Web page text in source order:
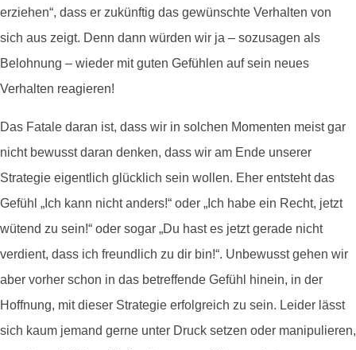
erziehen“, dass er zukünftig das gewünschte Verhalten von
sich aus zeigt. Denn dann würden wir ja – sozusagen als
Belohnung – wieder mit guten Gefühlen auf sein neues
Verhalten reagieren!
Das Fatale daran ist, dass wir in solchen Momenten meist gar
nicht bewusst daran denken, dass wir am Ende unserer
Strategie eigentlich glücklich sein wollen. Eher entsteht das
Gefühl „Ich kann nicht anders!“ oder „Ich habe ein Recht, jetzt
wütend zu sein!“ oder sogar „Du hast es jetzt gerade nicht
verdient, dass ich freundlich zu dir bin!“. Unbewusst gehen wir
aber vorher schon in das betreffende Gefühl hinein, in der
Hoffnung, mit dieser Strategie erfolgreich zu sein. Leider lässt
sich kaum jemand gerne unter Druck setzen oder manipulieren,